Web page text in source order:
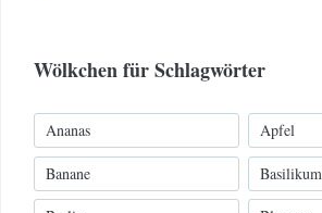
Wölkchen für Schlagwörter
Ananas Apfel
Banane Basilikum